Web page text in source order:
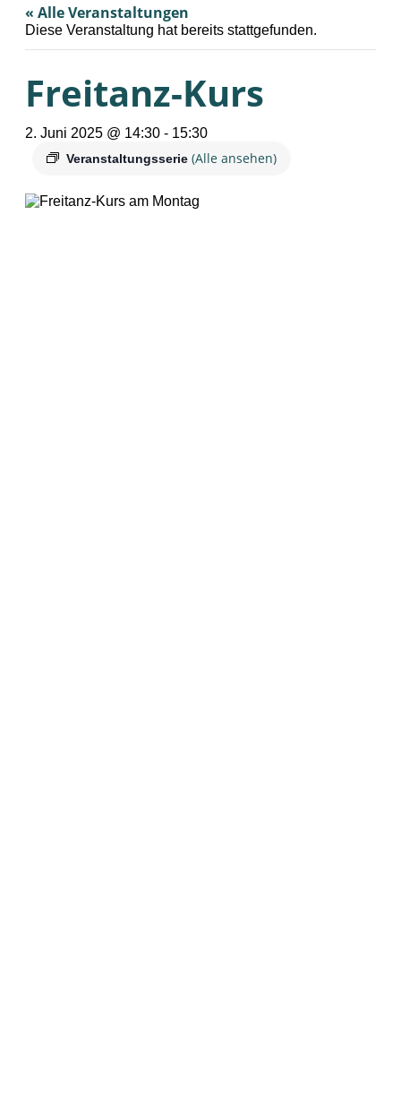
« Alle Veranstaltungen
Diese Veranstaltung hat bereits stattgefunden.
Freitanz-Kurs
2. Juni 2025 @ 14:30 - 15:30
Veranstaltungsserie (Alle ansehen)